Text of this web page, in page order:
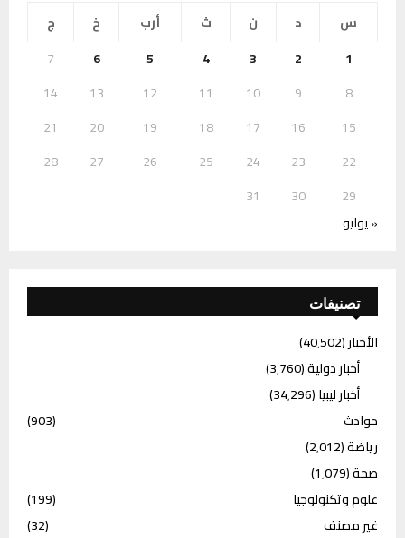
س
د ن ث أرب خ
ج
1
2
3
4
5
6
7
8
9
10
11
12
13
14
15
16
17
18
19
20
21
22
23
24
25
26
27
28
29
30
31
« يوليو
تصنيفات
الأخبار(40٬502)
أخبار دولية(3٬760)
أخبار ليبيا(34٬296)
حوادث
(903)
رياضة(2٬012)
صحة(1٬079)
علوم وتكنولوجيا
(199)
غير مصنف
(32)